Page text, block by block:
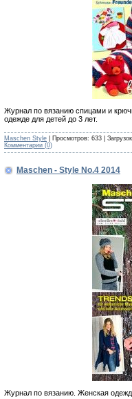
Журнал по вязанию спицами и
одежде для детей до 3 лет.
Maschen Style | Просмотров: 633 |
Комментарии (0)
Maschen - Style No.4 2014
Журнал по вязанию. Женская